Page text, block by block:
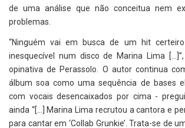
de uma análise que não conceitua nem
problemas.
“Ninguém vai em busca de um hit
inesquecível num disco de Marina Lima
opinativa de Perassolo. O autor continua
álbum soa como uma sequência de bases
com vocais desencaixados por cima -
ainda “[...] Marina Lima recrutou a cantora e
para cantar em ‘Collab Grunkie’. Trata-se de